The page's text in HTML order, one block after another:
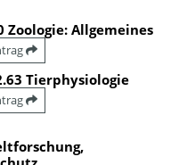
Zoologie: Allgemeines
Tierphysiologie